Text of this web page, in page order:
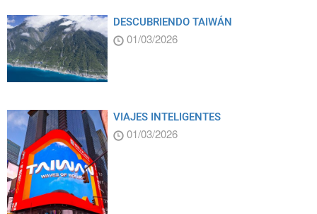
DESCUBRIENDO TAIWÁN
01/03/2026
VIAJES INTELIGENTES
01/03/2026